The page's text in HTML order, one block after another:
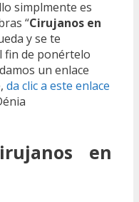
simplmente es
“Cirujanos en
y se te
fin de ponértelo
un enlace
da clic a este enlace
en